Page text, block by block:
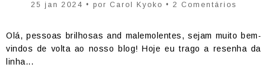
25 jan 2024 • por Carol Kyoko • 2 Comentários
Olá, pessoas brilhosas and malemolentes, sejam muito bem-
vindos de volta ao nosso blog! Hoje eu trago a resenha da
linha...